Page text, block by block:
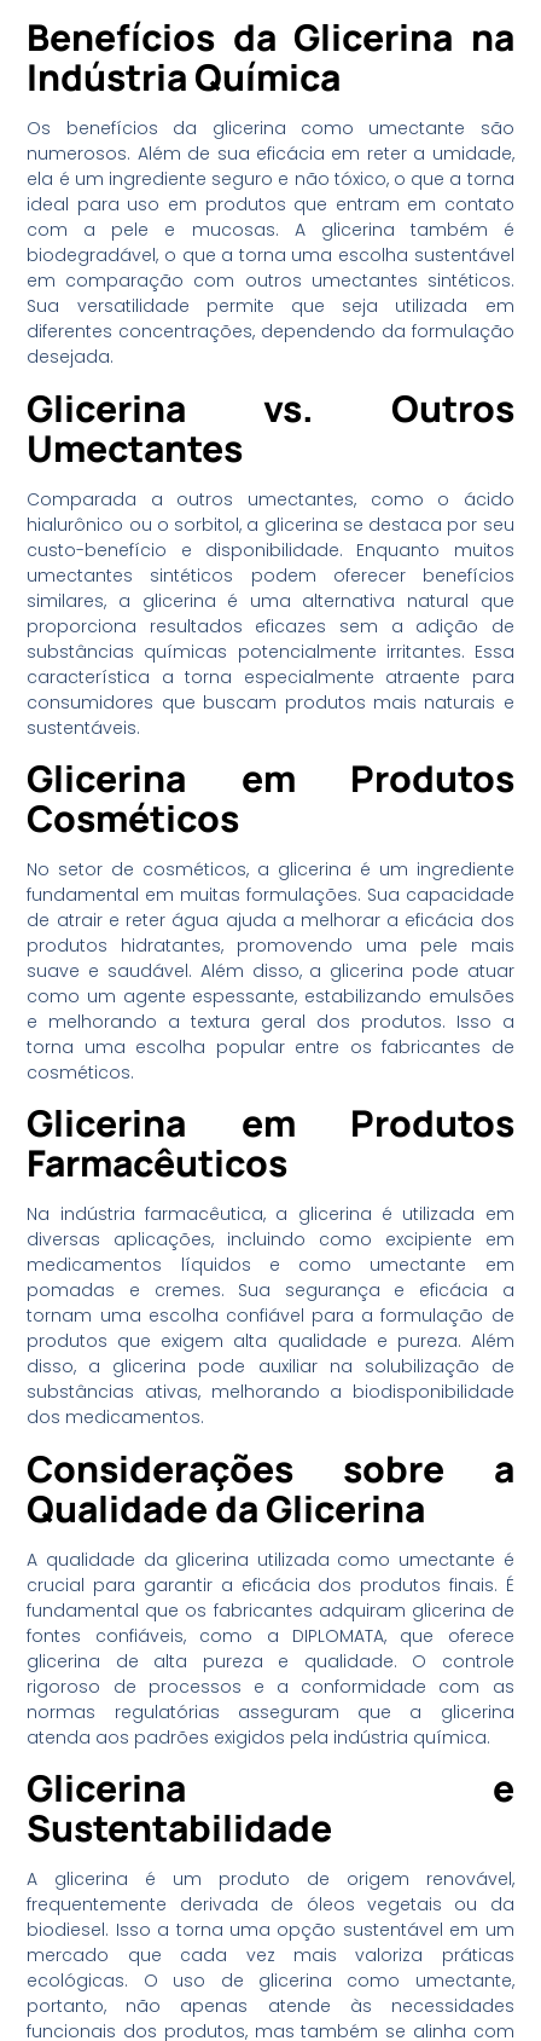
Benefícios da Glicerina na
Indústria Química
Os benefícios da glicerina como umectante são
numerosos. Além de sua eficácia em reter a umidade,
ela é um ingrediente seguro e não tóxico, o que a torna
ideal para uso em produtos que entram em contato
com a pele e mucosas. A glicerina também é
biodegradável, o que a torna uma escolha sustentável
em comparação com outros umectantes sintéticos.
Sua versatilidade permite que seja utilizada em
diferentes concentrações, dependendo da formulação
desejada.
Glicerina vs. Outros
Umectantes
Comparada a outros umectantes, como o ácido
hialurônico ou o sorbitol, a glicerina se destaca por seu
custo-benefício e disponibilidade. Enquanto muitos
umectantes sintéticos podem oferecer benefícios
similares, a glicerina é uma alternativa natural que
proporciona resultados eficazes sem a adição de
substâncias químicas potencialmente irritantes. Essa
característica a torna especialmente atraente para
consumidores que buscam produtos mais naturais e
sustentáveis.
Glicerina em Produtos
Cosméticos
No setor de cosméticos, a glicerina é um ingrediente
fundamental em muitas formulações. Sua capacidade
de atrair e reter água ajuda a melhorar a eficácia dos
produtos hidratantes, promovendo uma pele mais
suave e saudável. Além disso, a glicerina pode atuar
como um agente espessante, estabilizando emulsões
e melhorando a textura geral dos produtos. Isso a
torna uma escolha popular entre os fabricantes de
cosméticos.
Glicerina em Produtos
Farmacêuticos
Na indústria farmacêutica, a glicerina é utilizada em
diversas aplicações, incluindo como excipiente em
medicamentos líquidos e como umectante em
pomadas e cremes. Sua segurança e eficácia a
tornam uma escolha confiável para a formulação de
produtos que exigem alta qualidade e pureza. Além
disso, a glicerina pode auxiliar na solubilização de
substâncias ativas, melhorando a biodisponibilidade
dos medicamentos.
Considerações sobre a
Qualidade da Glicerina
A qualidade da glicerina utilizada como umectante é
crucial para garantir a eficácia dos produtos finais. É
fundamental que os fabricantes adquiram glicerina de
fontes confiáveis, como a DIPLOMATA, que oferece
glicerina de alta pureza e qualidade. O controle
rigoroso de processos e a conformidade com as
normas regulatórias asseguram que a glicerina
atenda aos padrões exigidos pela indústria química.
Glicerina e
Sustentabilidade
A glicerina é um produto de origem renovável,
frequentemente derivada de óleos vegetais ou da
biodiesel. Isso a torna uma opção sustentável em um
mercado que cada vez mais valoriza práticas
ecológicas. O uso de glicerina como umectante,
portanto, não apenas atende às necessidades
funcionais dos produtos, mas também se alinha com